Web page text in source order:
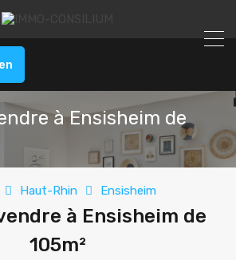
à Ensisheim de
Haut-Rhin Ensisheim
à Ensisheim de
105m²